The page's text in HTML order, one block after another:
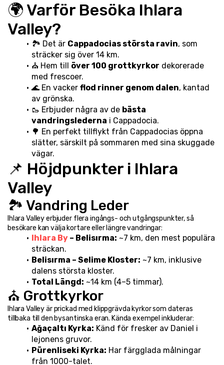
🌍 Varför Besöka Ihlara
Valley?
🏞️ Det är Cappadocias största ravin, som
sträcker sig över 14 km.
⛪ Hem till över 100 grottkyrkor dekorerade
med frescoer.
🌊 En vacker flod rinner genom dalen, kantad
av grönska.
🥾 Erbjuder några av de bästa
vandringslederna i Cappadocia.
🌳 En perfekt tillflykt från Cappadocias öppna
slätter, särskilt på sommaren med sina skuggade
vägar.
📌 Höjdpunkter i Ihlara
Valley
🏞️ Vandring Leder
Ihlara Valley erbjuder flera ingångs- och utgångspunkter, så
besökare kan välja kortare eller längre vandringar:
Ihlara By – Belisırma: ~7 km, den mest populära
sträckan.
Belisırma – Selime Kloster: ~7 km, inklusive
dalens största kloster.
Total Längd: ~14 km (4–5 timmar).
⛪ Grottkyrkor
Ihlara Valley är prickad med klippgrävda kyrkor som dateras
tillbaka till den bysantinska eran. Kända exempel inkluderar:
Ağaçaltı Kyrka: Känd för fresker av Daniel i
lejonens gruvor.
Pürenliseki Kyrka: Har färgglada målningar
från 1000-talet.